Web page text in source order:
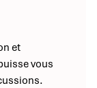
et
vous